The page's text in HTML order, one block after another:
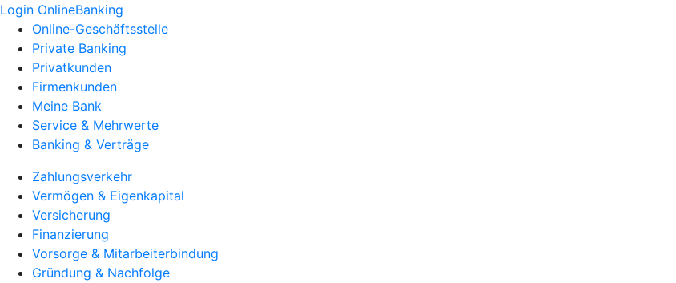
Login OnlineBanking
Online-Geschäftsstelle
Private Banking
Privatkunden
Firmenkunden
Meine Bank
Service & Mehrwerte
Banking & Verträge
Zahlungsverkehr
Vermögen & Eigenkapital
Versicherung
Finanzierung
Vorsorge & Mitarbeiterbindung
Gründung & Nachfolge